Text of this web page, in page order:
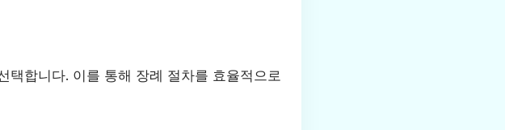
택합니다. 이를 통해 장례 절차를 효율적으로